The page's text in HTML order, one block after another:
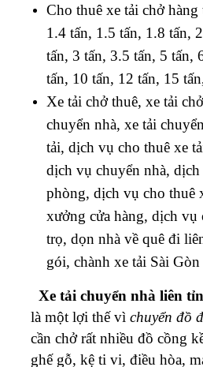
Cho thuê xe tải chở
1.4 tấn, 1.5 tấn, 1.8 tấn,
tấn, 3 tấn, 3.5 tấn, 5 tấn,
tấn, 10 tấn, 12 tấn, 15
Xe tải chở thuê, xe tải
chuyển nhà, xe tải
tải, dịch vụ cho thuê xe
dịch vụ chuyển nhà,
phòng, dịch vụ cho thuê
xưởng cửa hàng, dịch vụ
trọ, dọn nhà về quê đi
gói, chành xe tải Sài Gòn
Xe tải chuyển nhà liên
là một lợi thế vì chuyển đồ
cần chở rất nhiều đồ cồng
ghế gỗ, kệ ti vi, điều hòa,